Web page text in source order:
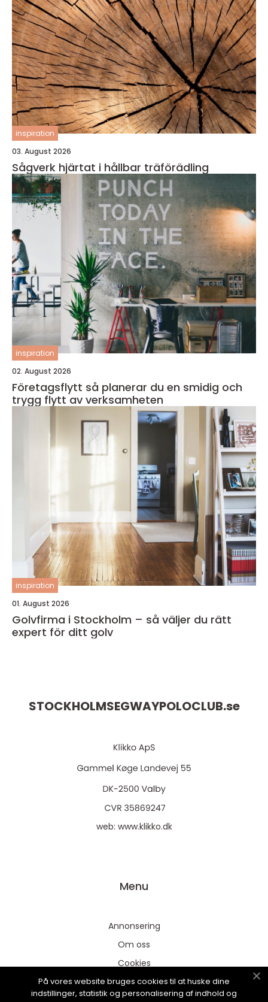
inspiration
03. August 2026
Sågverk hjärtat i hållbar träförädling
inspiration
02. August 2026
Företagsflytt så planerar du en smidig och
trygg flytt av verksamheten
inspiration
01. August 2026
Golvfirma i Stockholm – så väljer du rätt
expert för ditt golv
STOCKHOLMSEGWAYPOLOCLUB.se
web: www.klikko.dk
Menu
Annonsering
Om oss
Cookies
Kontakta oss
På vores website bruges cookies til at huske dine
indstillinger, statistik og personalisering af indhold og